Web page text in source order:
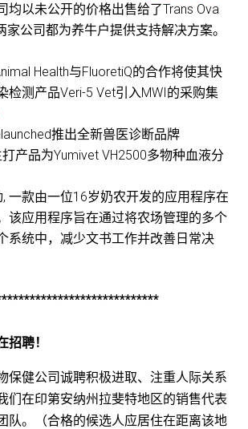
均以未公开的价格出售给了Trans Ova
家公司都为养牛户提供支持解决方案。
Health与FluoretiQ的合作将使其快
检测产品Veri-5 Vet引入MWI的采购集
推出全新兽医诊断品牌
产品为Yumivet VH2500多物种血液分
, 一款由一位16岁奶农开发的应用程序在
该应用程序旨在通过将农场管理的多个
系统中，减少文书工作并改善日常决
招聘！
保健公司诚聘积极进取、注重人际关系
们在印第安纳州拉斐特地区的销售代表
队。（合格的候选人应居住在距离该地